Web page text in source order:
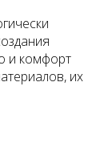
и комфорт
их